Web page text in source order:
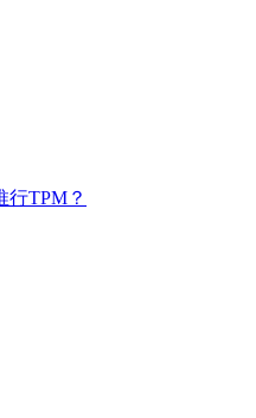
行TPM？